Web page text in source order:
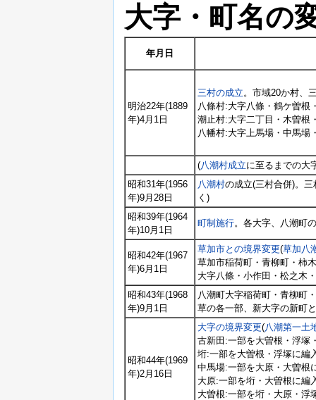
大字・町名の
年月日
明治22年(1889
年)4月1日
三村の成立 。市域20か村、
八條村:大字八條・鶴ケ曽根
潮止村:大字二丁目・木曽根
八幡村:大字上馬場・中馬場
(八潮村成立に至るまでの大
昭和31年(1956
年)9月28日
八潮村の成立(三村合併)。
く)
昭和39年(1964
年)10月1日
町制施行。各大字、八潮町
昭和42年(1967
年)6月1日
草加市との境界変更(草加八
草加市稲荷町・青柳町・柿
大字八條・小作田・松之木
昭和43年(1968
年)9月1日
八潮町大字稲荷町・青柳町
草の各一部、新大字の新町
昭和44年(1969
年)2月16日
大字の境界変更(八潮第一土
古新田:一部を大曽根・浮塚
垳:一部を大曽根・浮塚に編
中馬場:一部を大原・大曽根
大原:一部を垳・大曽根に編
大曽根:一部を垳・大原・浮